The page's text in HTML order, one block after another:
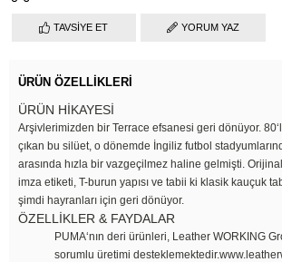
TAVSIYE ET YORUM YAZ
ÜRÜN ÖZELLIKLERI
ÜRÜN HİKAYESİ
Arşivlerimizden bir Terrace efsanesi geri dönüyor.
çıkan bu silüet, o dönemde İngiliz futbol
arasında hızla bir vazgeçilmez haline gelmişti.
imza etiketi, T-burun yapısı ve tabii ki klasik kauçuk
şimdi hayranları için geri dönüyor.
ÖZELLİKLER & FAYDALAR
PUMA‘nın deri ürünleri, Leather WORKING
sorumlu üretimi